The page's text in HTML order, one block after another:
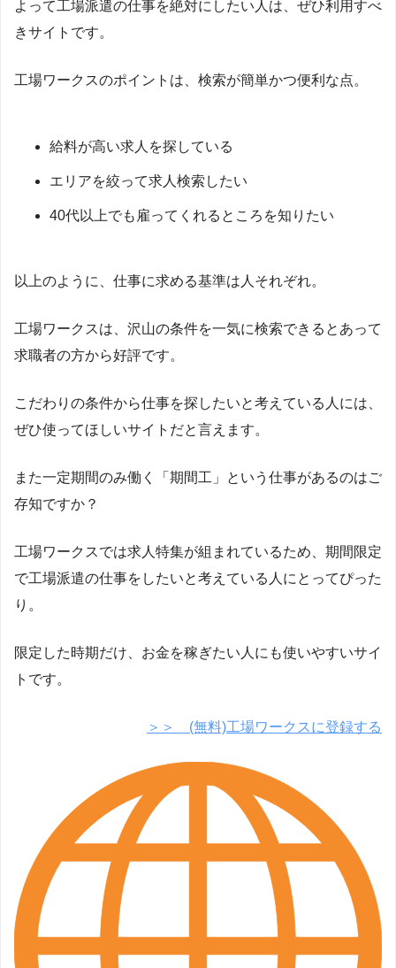
よって工場派遣の仕事を絶対にしたい人は、ぜひ利用すべ
きサイトです。
工場ワークスのポイントは、検索が簡単かつ便利な点。
給料が高い求人を探している
エリアを絞って求人検索したい
40代以上でも雇ってくれるところを知りたい
以上のように、仕事に求める基準は人それぞれ。
工場ワークスは、沢山の条件を一気に検索できるとあって
求職者の方から好評です。
こだわりの条件から仕事を探したいと考えている人には、
ぜひ使ってほしいサイトだと言えます。
また一定期間のみ働く「期間工」という仕事があるのはご
存知ですか？
工場ワークスでは求人特集が組まれているため、期間限定
で工場派遣の仕事をしたいと考えている人にとってぴった
り。
限定した時期だけ、お金を稼ぎたい人にも使いやすいサイ
トです。
＞＞ (無料)工場ワークスに登録する